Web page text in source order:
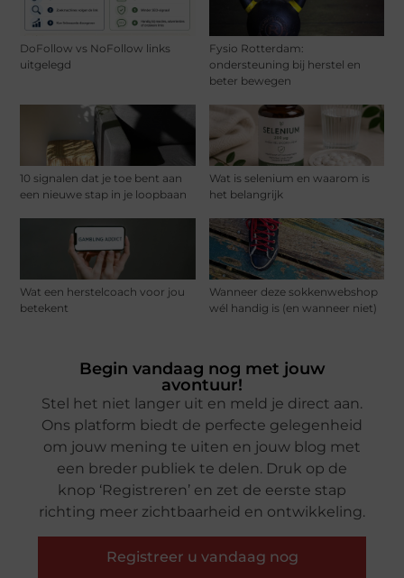
DoFollow vs NoFollow links
uitgelegd
Fysio Rotterdam:
ondersteuning bij herstel en
beter bewegen
10 signalen dat je toe bent aan
een nieuwe stap in je loopbaan
Wat is selenium en waarom is
het belangrijk
Wat een herstelcoach voor jou
betekent
Wanneer deze sokkenwebshop
wél handig is (en wanneer niet)
Begin vandaag nog met jouw
avontuur!
Stel het niet langer uit en meld je direct aan.
Ons platform biedt de perfecte gelegenheid
om jouw mening te uiten en jouw blog met
een breder publiek te delen. Druk op de
knop ‘Registreren’ en zet de eerste stap
richting meer zichtbaarheid en ontwikkeling.
Registreer u vandaag nog